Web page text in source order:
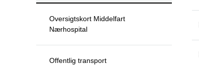
Oversigtskort Middelfart
Nærhospital
Offentlig transport